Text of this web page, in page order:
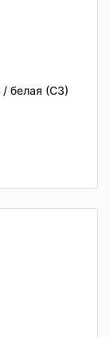
белая (СЗ)